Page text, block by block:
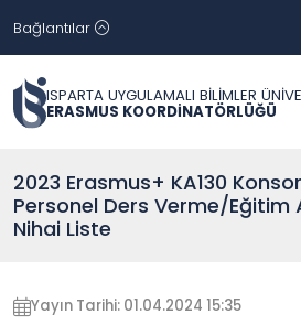
Bağlantılar
ISPARTA UYGULAMALI BİLİMLER
ERASMUS KOORDİNATÖRLÜĞÜ
2023 Erasmus+ KA130
Personel Ders Verme/Eğitim
Nihai Liste
Yayın Tarihi: 01.04.2024 15:35